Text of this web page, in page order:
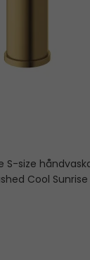
S-size
Cool Sunrise